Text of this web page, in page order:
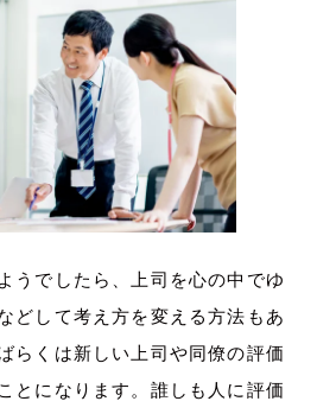
うでしたら、上司を心の中でゆ
どして考え方を変える方法もあ
らくは新しい上司や同僚の評価
とになります。誰しも人に評価